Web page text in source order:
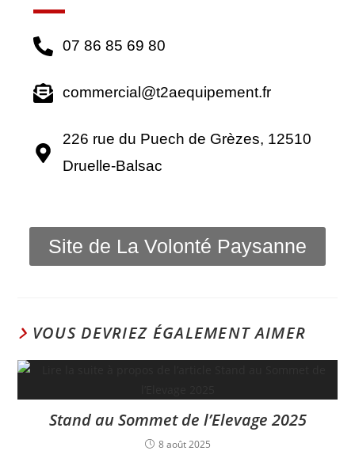
07 86 85 69 80
commercial@t2aequipement.fr
226 rue du Puech de Grèzes, 12510
Druelle-Balsac
Site de La Volonté Paysanne
VOUS DEVRIEZ ÉGALEMENT AIMER
Stand au Sommet de l’Elevage 2025
8 août 2025